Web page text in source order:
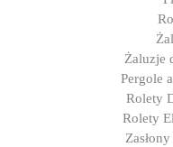
Żaluzje
Pergole
Rolety
Rolety